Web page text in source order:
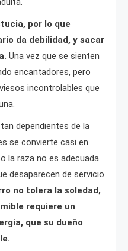
por lo que
da debilidad, y sacar
Una vez que se sienten
encantadores, pero
incontrolables que
dependientes de la
se convierte casi en
la raza no es adecuada
desaparecen de servicio
no tolera la soledad,
requiere un
que su dueño